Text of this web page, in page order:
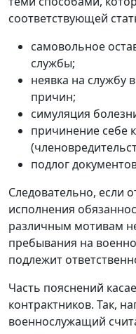
соответствующей
самовольное
службы;
неявка на службу
причин;
симуляция
причинение себе
подлог
Следовательно, если
исполнения
различным мотивам
пребывания на
подлежит
Часть пояснений
контрактников. Так,
военнослужащий